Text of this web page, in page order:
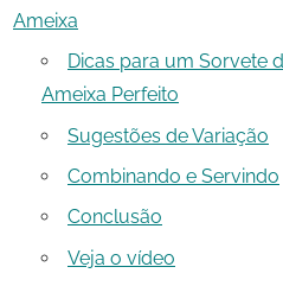
Ameixa
Dicas para um Sorvete
Ameixa Perfeito
Sugestões de Variação
Combinando e Servindo
Conclusão
Veja o vídeo